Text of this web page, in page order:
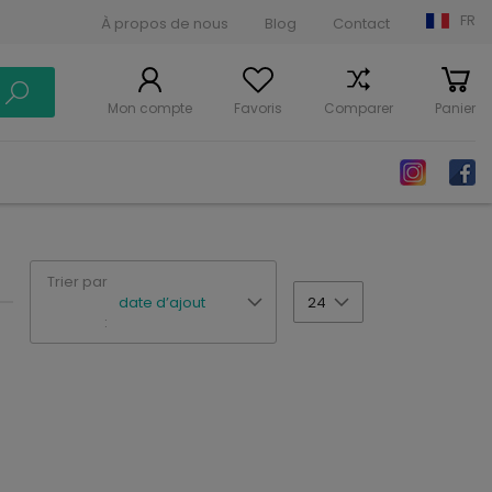
À propos de nous Blog Contact FR
Mon compte Favoris Comparer Panier
Trier par
:
date d’ajout 24